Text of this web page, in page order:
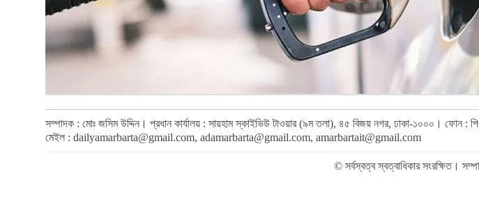
সম্পাদক : মোঃ জসিম উদ্দিন। প্রধান কার্যালয় : সায়হাম স্কাইভিউ টাওয়ার (৯ম তলা), ৪৫ বিজয় নগর, ঢাকা-১০০০।
মেইল : dailyamarbarta@gmail.com, adamarbarta@gmail.com, amarbartait@gmail.com
© সর্বস্বত্ব স্বত্বাধিকার সংরক্ষিত।